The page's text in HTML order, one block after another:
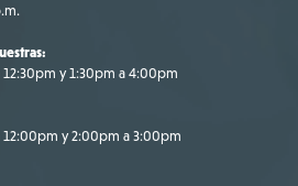
12:30pm y 1:30pm a 4:00pm
12:00pm y 2:00pm a 3:00pm